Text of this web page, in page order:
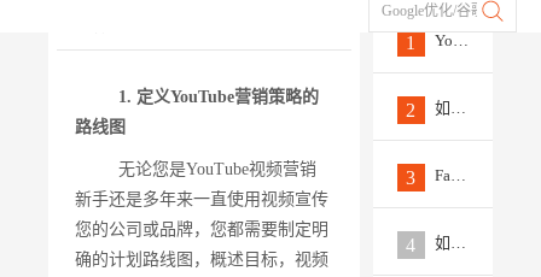
Google优化/谷歌推广/
1. 定义YouTube营销策略的
路线图
无论您是YouTube视频营销
新手还是多年来一直使用视频宣传
您的公司或品牌，您都需要制定明
确的计划路线图，概述目标，视频
1 Youtube推广必知的5大平台功能
2 如何制作热门Youtube推广视频
3 Facebook推广的步骤和技巧有哪些？
4 如何利用社交媒体进行海外推广？